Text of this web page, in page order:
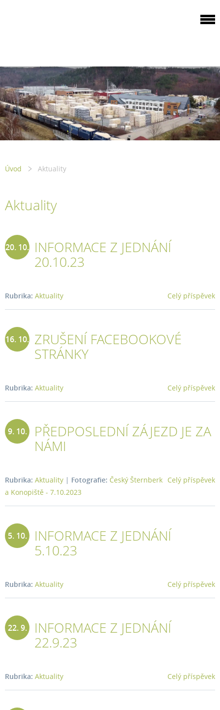
Úvod Aktuality
Aktuality
20. 10. INFORMACE Z JEDNÁNÍ
20.10.23
Celý příspěvek
Rubrika: Aktuality
16. 10. ZRUŠENÍ FACEBOOKOVÉ
STRÁNKY
Celý příspěvek
Rubrika: Aktuality
9. 10.
PŘEDPOSLEDNÍ ZÁJEZD JE ZA
NÁMI
Celý příspěvek
Rubrika: Aktuality | Fotografie: Český Šternberk
a Konopiště - 7.10.2023
5. 10.
INFORMACE Z JEDNÁNÍ
5.10.23
Celý příspěvek
Rubrika: Aktuality
22. 9.
INFORMACE Z JEDNÁNÍ
22.9.23
Celý příspěvek
Rubrika: Aktuality